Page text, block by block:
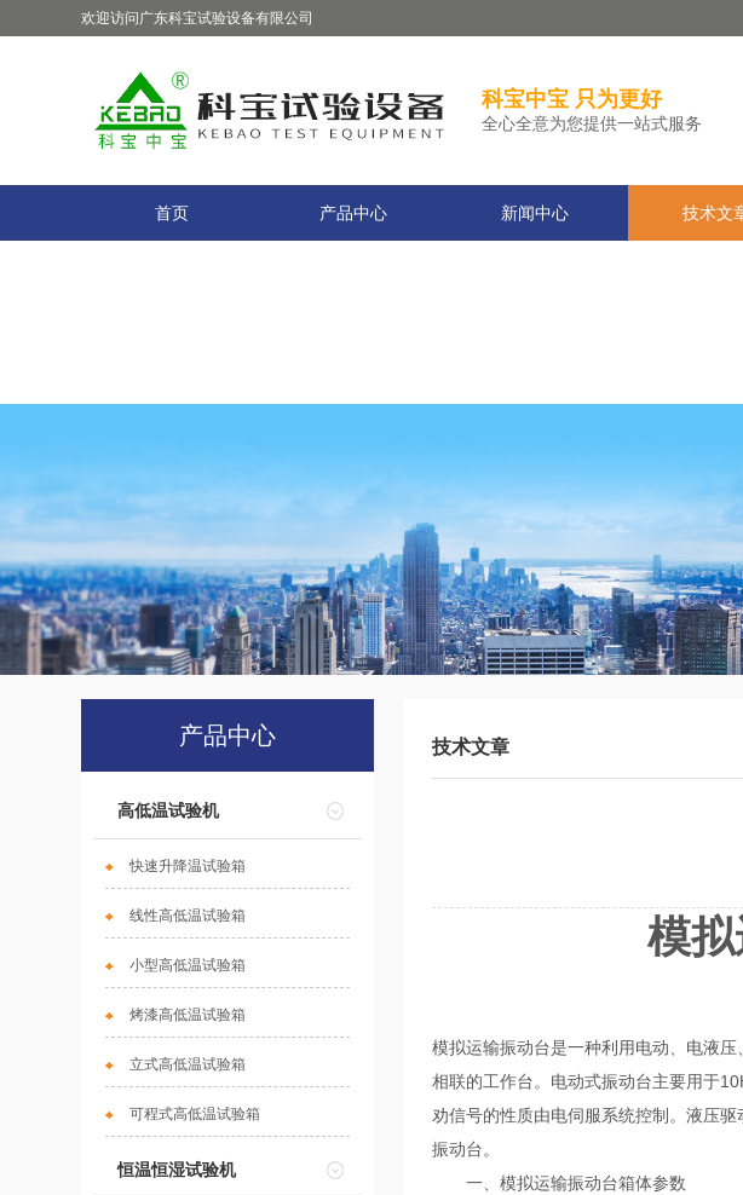
在线交流
可按Enter键发起咨询
欢迎访问广东科宝试验设备有限公司
科宝中宝 只为更好
全心全意为您提供一站式服务
首页 产品中心 新闻中心 技术文
产品中心
高低温试验机
快速升降温试验箱
线性高低温试验箱
小型高低温试验箱
烤漆高低温试验箱
立式高低温试验箱
可程式高低温试验箱
恒温恒湿试验机
技术文章
模
模拟运输振动台是一种利用电动、电液
相联的工作台。电动式振动台主要用于
劝信号的性质由电伺服系统控制。液压
振动台。
一、模拟运输振动台箱体参数